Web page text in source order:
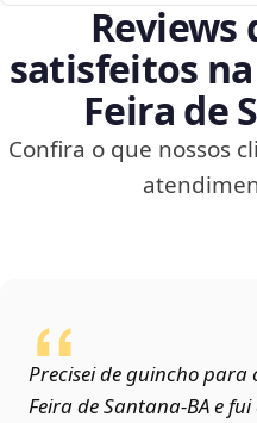
Reviews
satisfeitos
Feira de
Confira o que nossos
Precisei de guincho
Feira de Santana‑BA e